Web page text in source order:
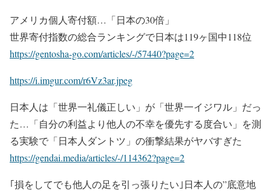
アメリカ個人寄付額…「日本の30倍」
世界寄付指数の総合ランキングで日本は119ヶ国中118位
https://gentosha-go.com/articles/-/57440?page=2
https://i.imgur.com/r6Vz3ar.jpeg
日本人は「世界一礼儀正しい」が「世界一イジワル」だっ
た…「自分の利益より他人の不幸を優先する度合い」を測
る実験で「日本人ダントツ」の衝撃結果がヤバすぎた
https://gendai.media/articles/-/114362?page=2
｢損をしてでも他人の足を引っ張りたい｣日本人の”底意地